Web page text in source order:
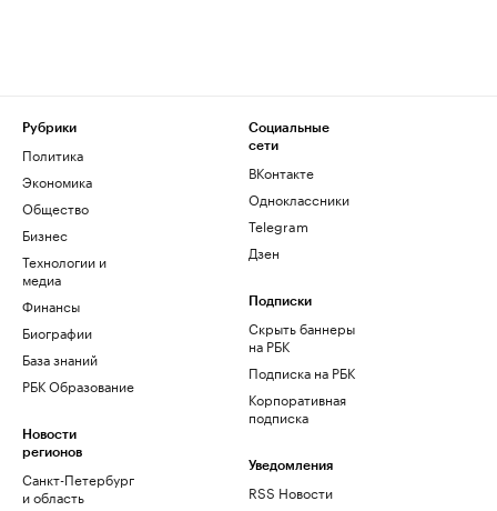
Рубрики
Политика
Экономика
Общество
Бизнес
Технологии и
медиа
Финансы
Биографии
База знаний
РБК Образование
Новости
регионов
Санкт-Петербург
и область
Социальные
сети
ВКонтакте
Одноклассники
Telegram
Дзен
Подписки
Скрыть баннеры
на РБК
Подписка на РБК
Корпоративная
подписка
Уведомления
RSS Новости